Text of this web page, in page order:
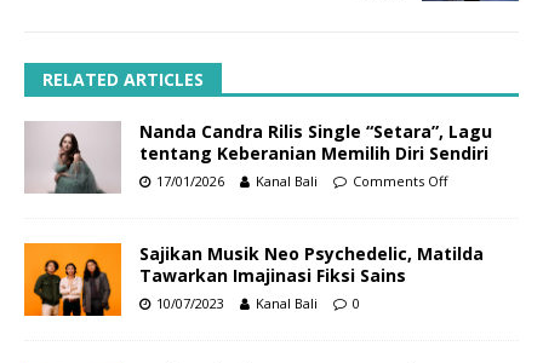
RELATED ARTICLES
Nanda Candra Rilis Single “Setara”, Lagu
tentang Keberanian Memilih Diri Sendiri
17/01/2026 Kanal Bali Comments Off
Sajikan Musik Neo Psychedelic, Matilda
Tawarkan Imajinasi Fiksi Sains
10/07/2023 Kanal Bali 0